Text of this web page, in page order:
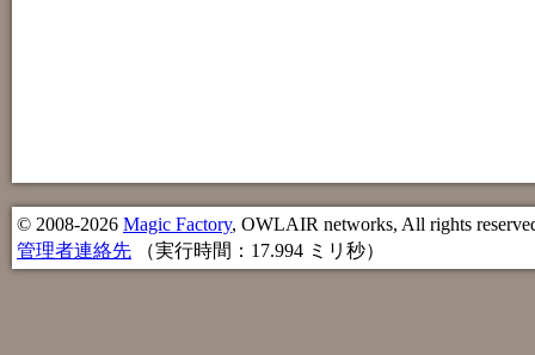
© 2008-2026 Magic Factory, OWLAIR networks, All rights
管理者連絡先 （実行時間：17.994 ミリ秒）